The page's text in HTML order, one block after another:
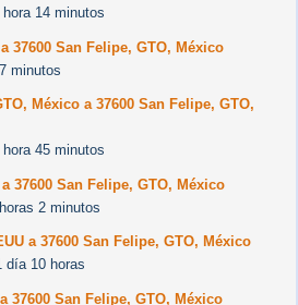
14 minutos
37600 San Felipe, GTO, México
minutos
México a 37600 San Felipe, GTO,
45 minutos
37600 San Felipe, GTO, México
2 minutos
a 37600 San Felipe, GTO, México
día 10 horas
37600 San Felipe, GTO, México